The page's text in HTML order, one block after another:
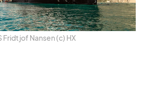
Fri­dt­jof Nan­sen (c) HX